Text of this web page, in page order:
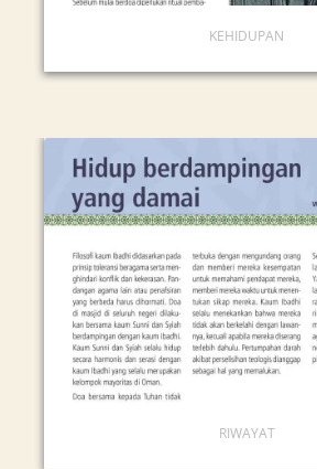
KEHIDUPAN
RIWAYAT